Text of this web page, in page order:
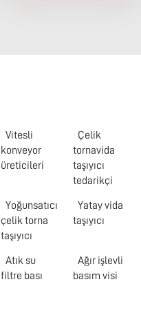
Vitesli
konveyor
üreticileri
Çelik
tornavida
taşıyıcı
tedarikçi
Yoğunsatıcı
çelik torna
taşıyıcı
Yatay vida
taşıyıcı
Atık su
filtre bası
Ağır işlevli
basım visi